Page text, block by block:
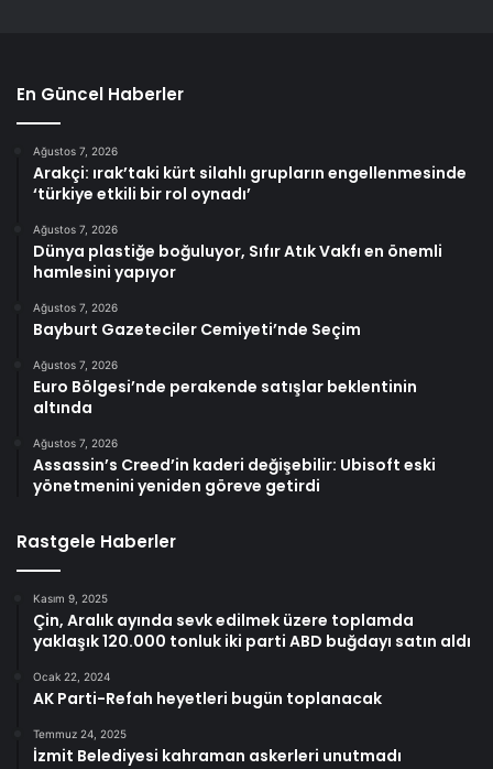
En Güncel Haberler
Ağustos 7, 2026
Arakçi: ırak’taki kürt silahlı grupların engellenmesinde
‘türkiye etkili bir rol oynadı’
Ağustos 7, 2026
Dünya plastiğe boğuluyor, Sıfır Atık Vakfı en önemli
hamlesini yapıyor
Ağustos 7, 2026
Bayburt Gazeteciler Cemiyeti’nde Seçim
Ağustos 7, 2026
Euro Bölgesi’nde perakende satışlar beklentinin
altında
Ağustos 7, 2026
Assassin’s Creed’in kaderi değişebilir: Ubisoft eski
yönetmenini yeniden göreve getirdi
Rastgele Haberler
Kasım 9, 2025
Çin, Aralık ayında sevk edilmek üzere toplamda
yaklaşık 120.000 tonluk iki parti ABD buğdayı satın aldı
Ocak 22, 2024
AK Parti-Refah heyetleri bugün toplanacak
Temmuz 24, 2025
İzmit Belediyesi kahraman askerleri unutmadı